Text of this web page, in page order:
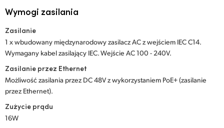
Wymogi zasilania
Zasilanie
1 x wbudowany międzynarodowy zasilacz AC z wejściem IEC C14.
Wymagany kabel zasilający IEC. Wejście AC 100 - 240V.
Zasilanie przez Ethernet
Możliwość zasilania przez DC 48V z wykorzystaniem PoE+ (zasilanie
przez Ethernet).
Zużycie prądu
16W